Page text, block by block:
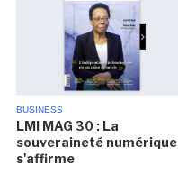
BUSINESS
LMI MAG 30 : La
souveraineté numérique
s'affirme